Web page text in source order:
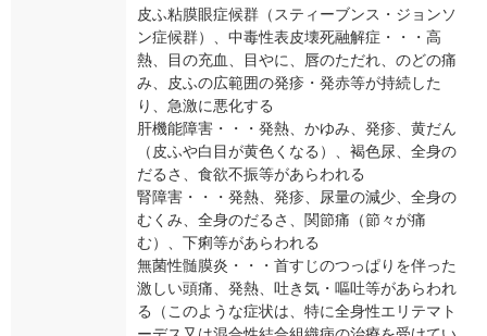
皮ふ粘膜眼症候群（スティーブンス・ジョンソ
ン症候群）、中毒性表皮壊死融解症・・・高
熱、目の充血、目やに、唇のただれ、のどの痛
み、皮ふの広範囲の発疹・発赤等が持続した
り、急激に悪化する
肝機能障害・・・発熱、かゆみ、発疹、黄だん
（皮ふや白目が黄色くなる）、褐色尿、全身の
だるさ、食欲不振等があらわれる
腎障害・・・発熱、発疹、尿量の減少、全身の
むくみ、全身のだるさ、関節痛（節々が痛
む）、下痢等があらわれる
無菌性髄膜炎・・・首すじのつっぱりを伴った
激しい頭痛、発熱、吐き気・嘔吐等があらわれ
る（このような症状は、特に全身性エリテマト